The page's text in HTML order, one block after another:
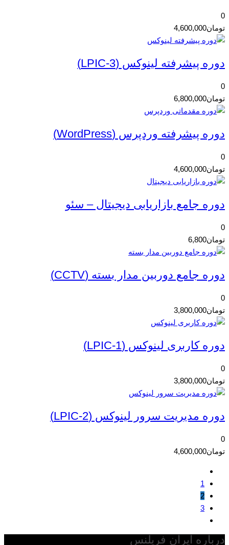
0
تومان4,600,000
دوره پیشرفته لینوکس (LPIC-3)
0
تومان6,800,000
دوره پیشرفته وردپرس (WordPress)
0
تومان4,600,000
دوره جامع بازاریابی دیجیتال – سئو
0
تومان6,800
دوره جامع دوربین مدار بسته (CCTV)
0
تومان3,800,000
دوره کاربری لینوکس (LPIC-1)
0
تومان3,800,000
دوره مدیریت سرور لینوکس (LPIC-2)
0
تومان4,600,000
1
2
3
درباره ایران فریلنس